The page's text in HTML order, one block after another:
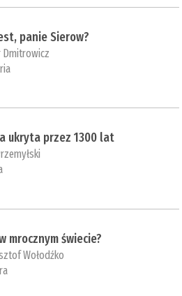
panie Sierow?
Dmitrowicz
ukryta przez 1300 lat
mrocznym świecie?
Wołodźko